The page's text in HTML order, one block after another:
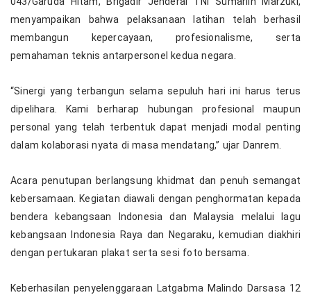
menyampaikan bahwa pelaksanaan latihan telah berhasil
membangun kepercayaan, profesionalisme, serta
pemahaman teknis antarpersonel kedua negara.
“Sinergi yang terbangun selama sepuluh hari ini harus terus
dipelihara. Kami berharap hubungan profesional maupun
personal yang telah terbentuk dapat menjadi modal penting
dalam kolaborasi nyata di masa mendatang,” ujar Danrem.
Acara penutupan berlangsung khidmat dan penuh semangat
kebersamaan. Kegiatan diawali dengan penghormatan kepada
bendera kebangsaan Indonesia dan Malaysia melalui lagu
kebangsaan Indonesia Raya dan Negaraku, kemudian diakhiri
dengan pertukaran plakat serta sesi foto bersama.
Keberhasilan penyelenggaraan Latgabma Malindo Darsasa 12